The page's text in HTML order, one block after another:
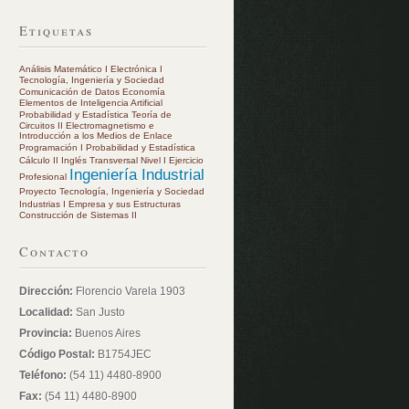
Etiquetas
Análisis Matemático I Electrónica I
Tecnología, Ingeniería y Sociedad
Comunicación de Datos Economía
Elementos de Inteligencia Artificial
Probabilidad y Estadística Teoría de
Circuitos II Electromagnetismo e
Introducción a los Medios de Enlace
Programación I Probabilidad y Estadística
Cálculo II Inglés Transversal Nivel I Ejercicio
Profesional Ingeniería Industrial
Proyecto Tecnología, Ingeniería y Sociedad
Industrias I Empresa y sus Estructuras
Construcción de Sistemas II
Contacto
Dirección: Florencio Varela 1903
Localidad: San Justo
Provincia: Buenos Aires
Código Postal: B1754JEC
Teléfono: (54 11) 4480-8900
Fax: (54 11) 4480-8900